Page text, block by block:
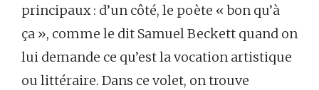
principaux : d’un côté, le poète « bon qu’à
ça », comme le dit Samuel Beckett quand on
lui demande ce qu’est la vocation artistique
ou littéraire. Dans ce volet, on trouve